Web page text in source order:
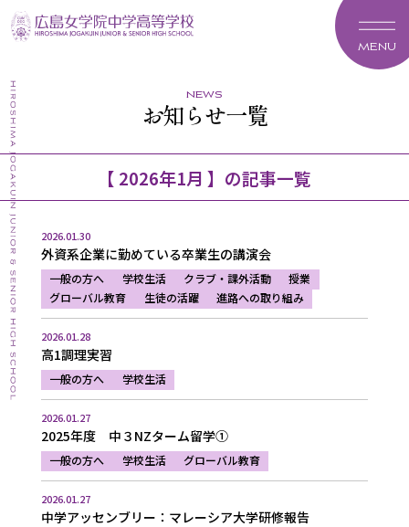
MENU
news
お知らせ一覧
【 2026年1月 】の記事一覧
2026.01.30
外資系企業に勤めている卒業生の講演会
一般の方へ 学校生活 クラブ・課外活動
授業
グローバル教育
生徒の活躍 進路への取り組み
2026.01.28
高1調理実習
一般の方へ 学校生活
2026.01.27
2025年度 中３NZターム留学①
一般の方へ 学校生活 グローバル教育
2026.01.27
中学アッセンブリー：マレーシア大学研修報告